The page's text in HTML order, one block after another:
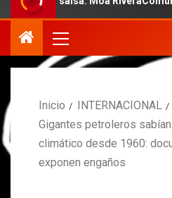
Inicio
INTERNACIONAL
Gigantes petroleros
climático desde 1960:
exponen engaños